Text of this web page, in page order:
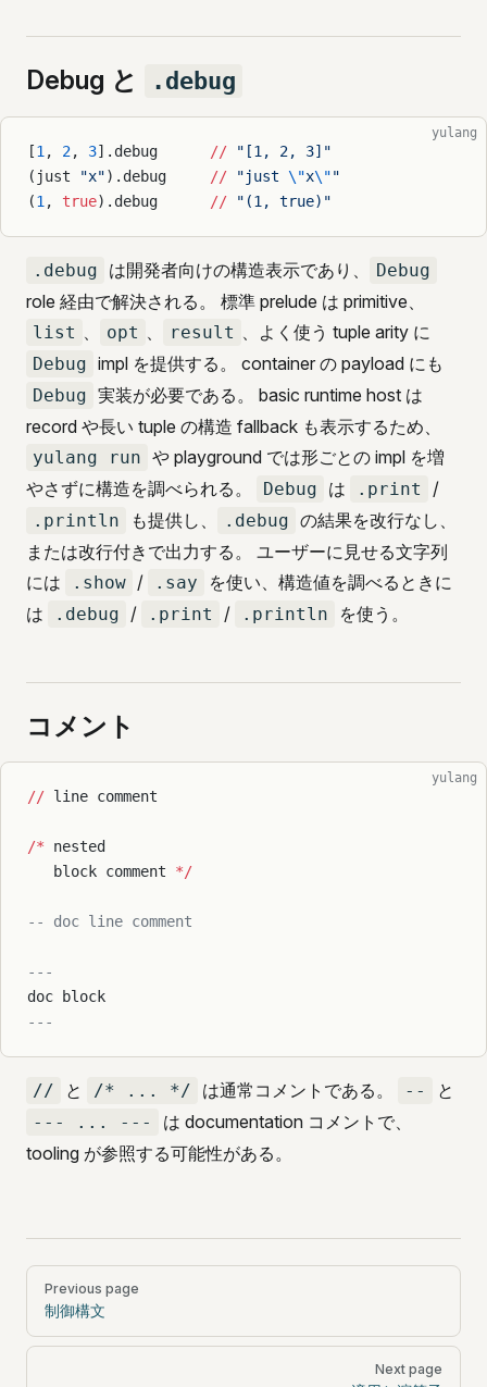
Debug と .debug
yulang
[1 , 2, 3].debug // "[1, 2, 3]"
(just
"x").debug // "just \"x\""
(1 , true).debug // "(1, true)"
.debug は開発者向けの構造表示であり、 Debug
role 経由で解決される。 標準 prelude は primitive、
list 、 opt 、 result 、よく使う tuple arity に
Debug impl を提供する。 container の payload にも
Debug 実装が必要である。 basic runtime host は
record や長い tuple の構造 fallback も表示するため、
yulang run や playground では形ごとの impl を増
やさずに構造を調べられる。
Debug は .print /
.println も提供し、 .debug の結果を改行なし、
または改行付きで出力する。 ユーザーに見せる文字列
には
.show / .say
を使い、構造値を調べるときに
は
.debug / .print / .println を使う。
コメント
yulang
// line comment
/* nested
   block comment
*/
-- doc line comment
---
doc block
---
// と /* ... */ は通常コメントである。 -- と
--- ... ---
は documentation コメントで、
tooling が参照する可能性がある。
Pager
Previous page
制御構文
Next page